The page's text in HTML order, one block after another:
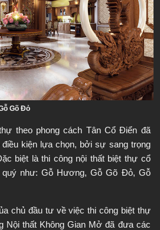
Gõ Đỏ
theo phong cách Tân Cổ Điển đã
kiện lựa chọn, bởi sự sang trọng
biệt là thi công nội thất biệt thự cổ
quý như: Gỗ Hương, Gỗ Gõ Đỏ, Gỗ
chủ đầu tư về việc thi công biệt thự
Nội thất Không Gian Mở đã đưa các